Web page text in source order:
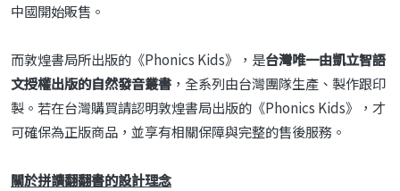
中國開始販售。
而敦煌書局所出版的《Phonics Kids》，是台灣唯一由凱立智語
文授權出版的自然發音叢書 ，全系列由台灣團隊生產、製作跟印
製。若在台灣購買請認明敦煌書局出版的《Phonics Kids》，才
可確保為正版商品，並享有相關保障與完整的售後服務。
關於拼讀翻翻書的設計理念